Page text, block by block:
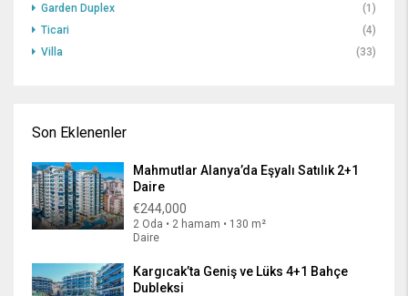
Garden Duplex
(1)
Ticari
(4)
Villa
(33)
Son Eklenenler
Mahmutlar Alanya’da Eşyalı Satılık 2+1
Daire
€244,000
2 Oda • 2 hamam • 130 m²
Daire
Kargıcak’ta Geniş ve Lüks 4+1 Bahçe
Dubleksi